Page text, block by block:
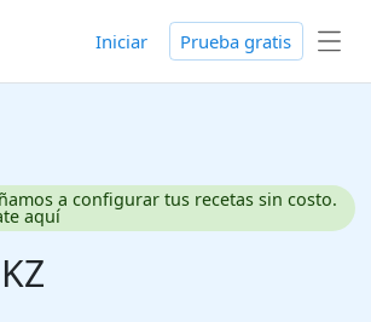
Iniciar Prueba gratis
a configurar tus recetas sin costo.
aquí